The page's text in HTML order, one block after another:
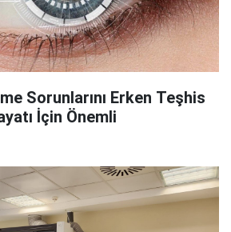
Sorunlarını Erken Teşhis
İçin Önemli